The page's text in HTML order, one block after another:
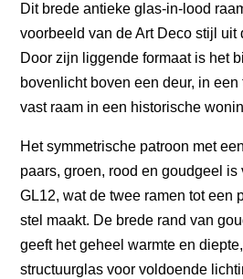
Dit brede antieke glas-in-lood
voorbeeld van de Art Deco stijl uit
Door zijn liggende formaat is het
bovenlicht boven een deur, in
vast raam in een historische
Het symmetrische patroon met
paars, groen, rood en goudgeel
GL12, wat de twee ramen tot een
stel maakt. De brede rand van
geeft het geheel warmte en
structuurglas voor voldoende